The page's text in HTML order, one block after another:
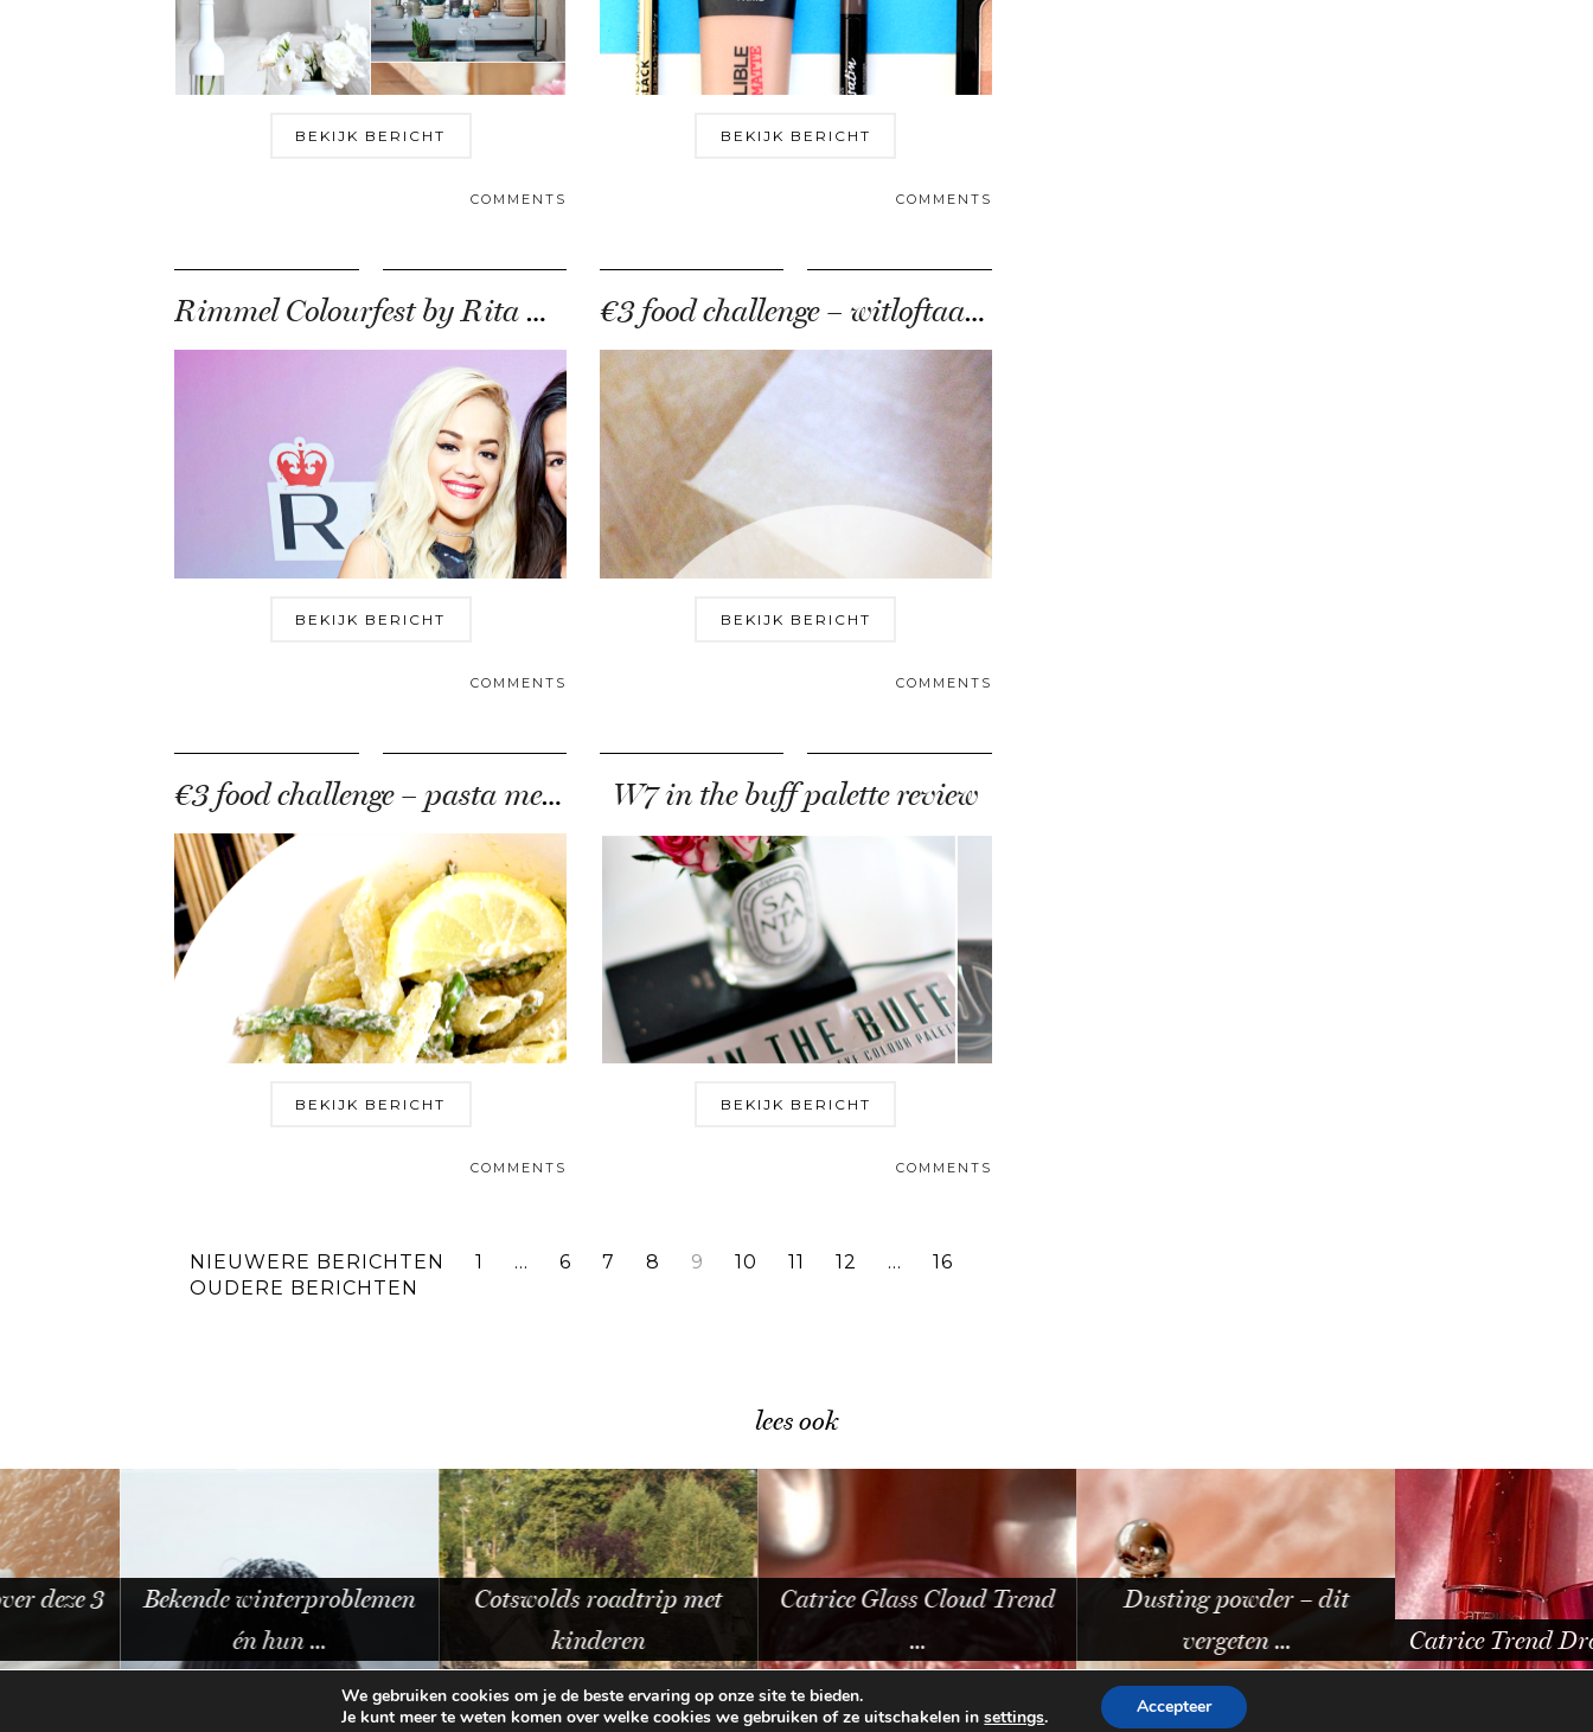
BEKIJK BERICHT
COMMENTS
BEKIJK BERICHT
COMMENTS
Rimmel Colourfest by Rita Ora (interview + review)
BEKIJK BERICHT
COMMENTS
€3 food challenge – witloftaartje met knapperige katenspek
BEKIJK BERICHT
COMMENTS
€3 food challenge – pasta met groene asperges
BEKIJK BERICHT
COMMENTS
W7 in the buff palette review
BEKIJK BERICHT
COMMENTS
NIEUWERE BERICHTEN 1 … 6 7 8 9 10 11 12 …
16
OUDERE BERICHTEN
lees ook
Bekende winterproblemen
Cotswolds roadtrip met
Catrice Glass Cloud Trend
Dusting powder – dit
Catrice Trend Drop Glass …
BEAUTYLAB.NL FAQ ALGEMENE VOORWAARDEN WORDPRESS THEME BY
We gebruiken cookies om je de beste ervaring op onze site te bieden.
Je kunt meer te weten komen over welke cookies we gebruiken of ze uitschakelen insettings. Accepteer